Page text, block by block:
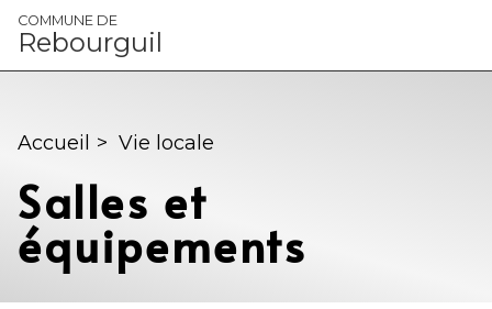
Panneau de gestion des cookies
COMMUNE DE
Rebourguil
Accueil > Vie locale
Salles et
équipements